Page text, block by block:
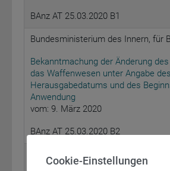
BAnz AT 25.03.2020 B1
Bundesministerium des Innern, für
Bekanntmachung der Änderung
das Waffenwesen unter Angabe des
Herausgabedatums und des
Anwendung
vom: 9. März 2020
BAnz AT 25.03.2020 B2
Bundesministerium für Gesundheit
Cookie-Einstellungen